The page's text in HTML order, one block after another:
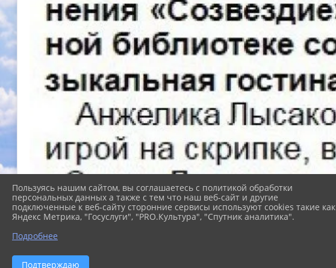
Пользуясь нашим сайтом, вы соглашаетесь с политикой обработки
персональных данных а также с тем что наш веб-сайт и другие
подключенные к веб-сайту сторонние сервисы используют cookies такие как
Яндекс Метрика, "Госуслуги", "PRO.Культура", "Спутник аналитика".
Подробнее
Подтверждаю